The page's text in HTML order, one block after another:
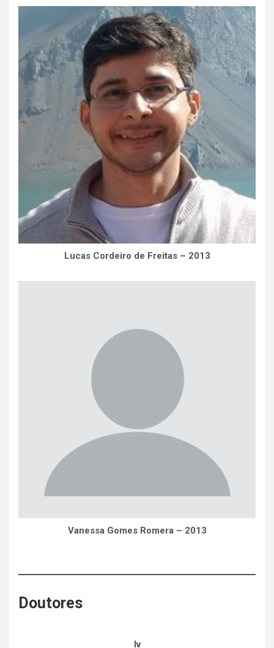
Lucas Cordeiro de Freitas – 2013
Vanessa Gomes Romera – 2013
Doutores
Iv